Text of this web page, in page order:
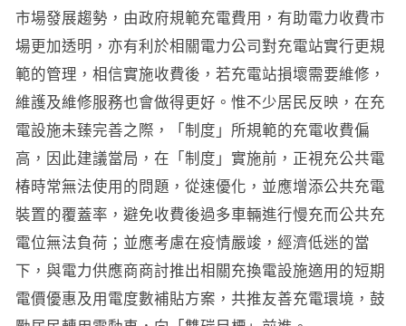
市場發展趨勢，由政府規範充電費用，有助電力收費市
場更加透明，亦有利於相關電力公司對充電站實行更規
範的管理，相信實施收費後，若充電站損壞需要維修，
維護及維修服務也會做得更好。惟不少居民反映，在充
電設施未臻完善之際，「制度」所規範的充電收費偏
高，因此建議當局，在「制度」實施前，正視充公共電
椿時常無法使用的問題，從速優化，並應增添公共充電
裝置的覆蓋率，避免收費後過多車輛進行慢充而公共充
電位無法負荷；並應考慮在疫情嚴竣，經濟低迷的當
下，與電力供應商商討推出相關充換電設施適用的短期
電價優惠及用電度數補貼方案，共推友善充電環境，鼓